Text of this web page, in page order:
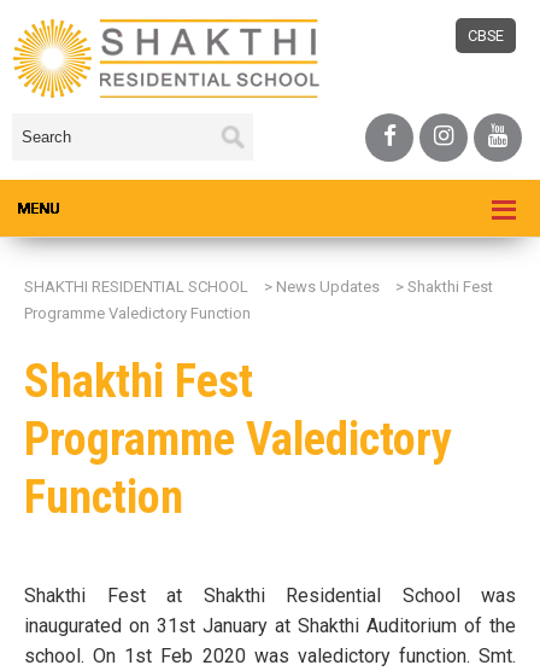
CBSE
SHAKTHI RESIDENTIAL SCHOOL > News Updates > Shakthi Fest
Programme Valedictory Function
Shakthi Fest
Programme Valedictory
Function
Shakthi Fest at Shakthi Residential School was
inaugurated on 31st January at Shakthi Auditorium of the
school. On 1st Feb 2020 was valedictory function. Smt.